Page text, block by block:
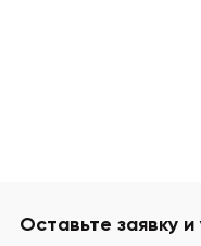
Оставьте заявку